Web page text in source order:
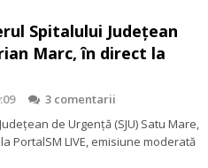
Spitalului Județean
Marc, în direct la
3 comentarii
de Urgență (SJU) Satu Mare,
PortalSM LIVE, emisiune moderată